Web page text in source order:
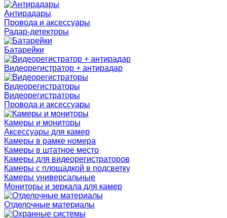
Антирадары
Провода и аксессуары
Радар-детекторы
Батарейки
Видеорегистратор + антирадар
Видеорегистраторы
Видеорегистраторы
Провода и аксессуары
Камеры и мониторы
Аксессуары для камер
Камеры в рамке номера
Камеры в штатное место
Камеры для видеорегистраторов
Камеры с площадкой в подсветку
Камеры универсальные
Мониторы и зеркала для камер
Отделочные материалы